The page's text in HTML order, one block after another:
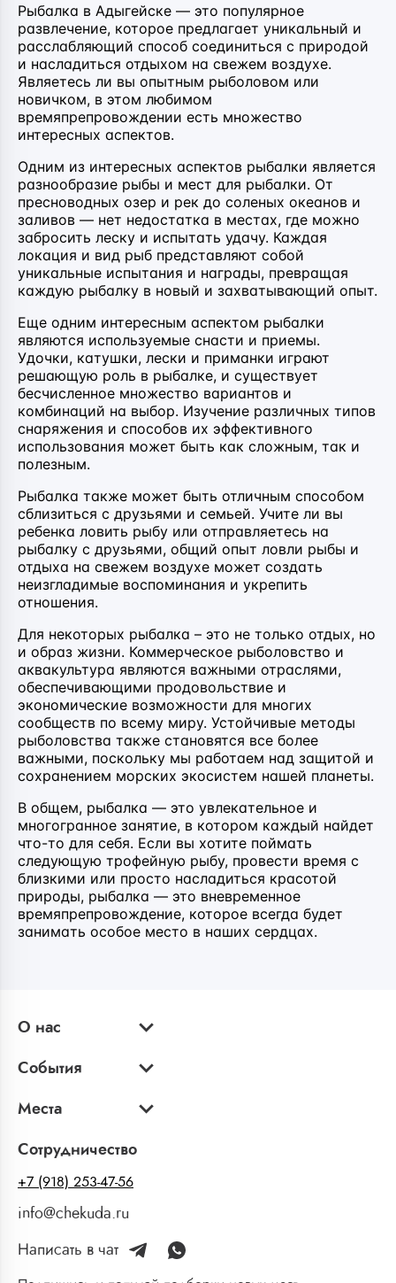
Рыбалка в Адыгейске — это популярное
развлечение, которое предлагает уникальный и
расслабляющий способ соединиться с природой
и насладиться отдыхом на свежем воздухе.
Являетесь ли вы опытным рыболовом или
новичком, в этом любимом
времяпрепровождении есть множество
интересных аспектов.
Одним из интересных аспектов рыбалки является
разнообразие рыбы и мест для рыбалки. От
пресноводных озер и рек до соленых океанов и
заливов — нет недостатка в местах, где можно
забросить леску и испытать удачу. Каждая
локация и вид рыб представляют собой
уникальные испытания и награды, превращая
каждую рыбалку в новый и захватывающий опыт.
Еще одним интересным аспектом рыбалки
являются используемые снасти и приемы.
Удочки, катушки, лески и приманки играют
решающую роль в рыбалке, и существует
бесчисленное множество вариантов и
комбинаций на выбор. Изучение различных типов
снаряжения и способов их эффективного
использования может быть как сложным, так и
полезным.
Рыбалка также может быть отличным способом
сблизиться с друзьями и семьей. Учите ли вы
ребенка ловить рыбу или отправляетесь на
рыбалку с друзьями, общий опыт ловли рыбы и
отдыха на свежем воздухе может создать
неизгладимые воспоминания и укрепить
отношения.
Для некоторых рыбалка – это не только отдых, но
и образ жизни. Коммерческое рыболовство и
аквакультура являются важными отраслями,
обеспечивающими продовольствие и
экономические возможности для многих
сообществ по всему миру. Устойчивые методы
рыболовства также становятся все более
важными, поскольку мы работаем над защитой и
сохранением морских экосистем нашей планеты.
В общем, рыбалка — это увлекательное и
многогранное занятие, в котором каждый найдет
что-то для себя. Если вы хотите поймать
следующую трофейную рыбу, провести время с
близкими или просто насладиться красотой
природы, рыбалка — это вневременное
времяпрепровождение, которое всегда будет
занимать особое место в наших сердцах.
О нас
События
Места
Сотрудничество
+7 (918) 253-47-56
info@chekuda.ru
Написать в чат